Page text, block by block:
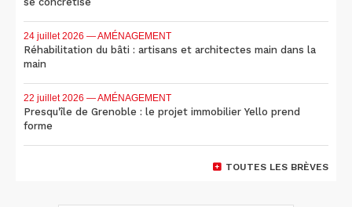
24 juillet 2026 — AMÉNAGEMENT
Réhabilitation du bâti : artisans et architectes main dans la
main
22 juillet 2026 — AMÉNAGEMENT
Presqu'île de Grenoble : le projet immobilier Yello prend
forme
TOUTES LES BRÈVES